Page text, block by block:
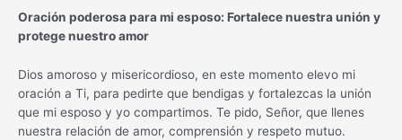
Oración poderosa para mi esposo: Fortalece nuestra unión y
protege nuestro amor
Dios amoroso y misericordioso, en este momento elevo mi
oración a Ti, para pedirte que bendigas y fortalezcas la unión
que mi esposo y yo compartimos. Te pido, Señor, que llenes
nuestra relación de amor, comprensión y respeto mutuo.